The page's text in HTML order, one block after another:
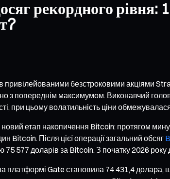
рекордного
привілейованими безстроковими акціями
з попереднім максимумом. Виконавчий
при цьому волатильність ціни
етап накопичення Bitcoin: протягом
Bitcoin. Після цієї операції загальний обсяг
75 577 доларів за Bitcoin. З початку 2026 року
платформі Gate становила 74 431,4 долара,